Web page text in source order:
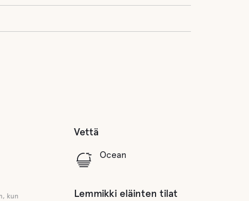
kun
Vettä
Ocean
Lemmikki eläinten tilat